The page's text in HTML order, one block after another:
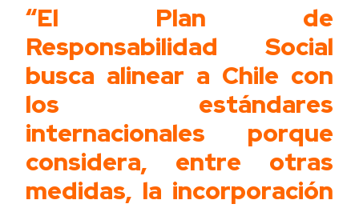
“El Plan de
Responsabilidad Social
busca alinear a Chile con
los estándares
internacionales porque
considera, entre otras
medidas, la incorporación